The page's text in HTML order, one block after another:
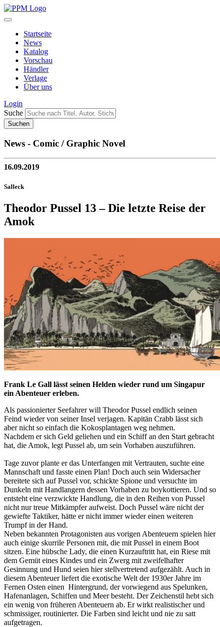
Startseite
News
Katalog
Vorschau
Händler
Verlage
Über uns
Login
Suche
News - Comic / Graphic Novel
16.09.2019
Salleck
Theodor Pussel 13 – Die letzte Reise der
Amok
Frank Le Gall lässt seinen Helden wieder rund um Singapur
ein Abenteuer erleben.
Als passionierter Seefahrer will Theodor Pussel endlich seinen
Feind wieder von seiner Insel verjagen. Kapitän Crabb lässt sich
aber nicht so einfach die Kokosplantagen weg nehmen.
Nachdem er sich Geld geliehen und ein Schiff an den Start gebracht
hat, die Amok, legt Pussel ab, um sein Vorhaben auszuführen.
Tage zuvor plante er das Unterfangen mit Vertrauten, suchte eine
Mannschaft und fasste einen Plan! Doch auch sein Widersacher
bereitete sich auf Pussel vor, schickte Spione und versuchte im
Dunkeln mit Handlangern dessen Vorhaben zu boykottieren. Und so
entsteht eine verzwickte Handlung, die in den Reihen von Pussel
nicht nur treue Mitkämpfer aufweist. Doch Pussel wäre nicht der
gewiefte Taktiker, hätte er nicht immer wieder einen weiteren
Trumpf in der Hand.
Neben bekannten Protagonisten aus vorigen Abenteuern spielen hier
auch einige skurrile Personen mit, die mit Pussel in einem Boot
sitzen. Eine hübsche Lady, die einen Kurzauftritt hat, ein Riese mit
dem Gemüt eines Kindes und ein Zwerg mit zweifelhafter
Gesinnung und Hund seien hier stellvertretend aufgezählt. Auch in
diesem Abenteuer liefert die exotische Welt der 1930er Jahre im
Fernen Osten einen Hintergrund, der vorwiegend aus Spelunken,
Hafenanlagen, Schiffen und Meer besteht. Der Zeichenstil hebt sich
ein wenig von früheren Abenteuern ab. Er wirkt realistischer und
schmissiger, routinierter. Die Farben sind leicht und nie zu satt
aufgetragen.